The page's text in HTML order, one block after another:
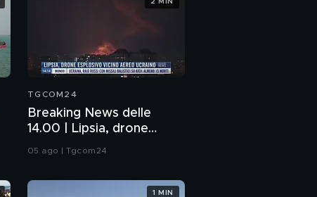
TGCOM24
Breaking News delle
14.00 | Lipsia, drone
esplosivo vicino aereo
05 ago | Tgcom24
1 MIN